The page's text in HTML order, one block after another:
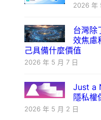
2026 年
台灣除
效焦慮
己具備什麼價值
2026 年 5 月 7 日
Just a
隱私權
2026 年 5 月 2 日